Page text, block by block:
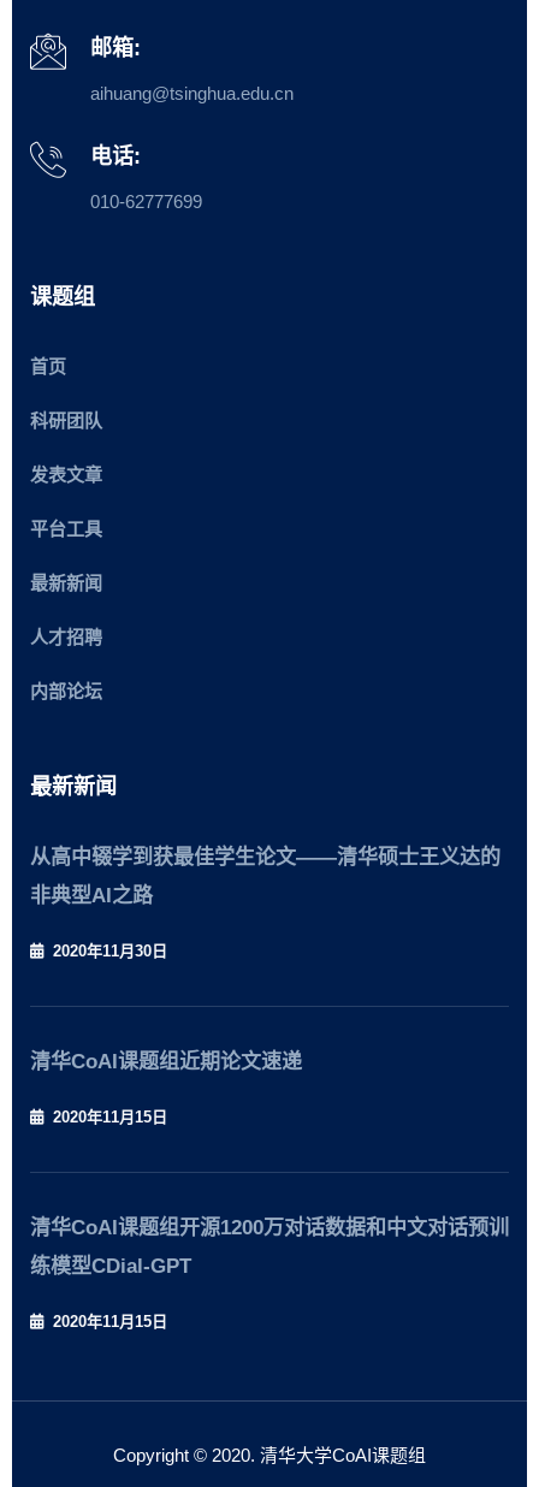
邮箱:
aihuang@tsinghua.edu.cn
电话:
010-62777699
课题组
首页
科研团队
发表文章
平台工具
最新新闻
人才招聘
内部论坛
最新新闻
从高中辍学到获最佳学生论文——清华硕士王义达的
非典型AI之路
2020年11月30日
清华CoAI课题组近期论文速递
2020年11月15日
清华CoAI课题组开源1200万对话数据和中文对话预训
练模型CDial-GPT
2020年11月15日
Copyright © 2020. 清华大学CoAI课题组